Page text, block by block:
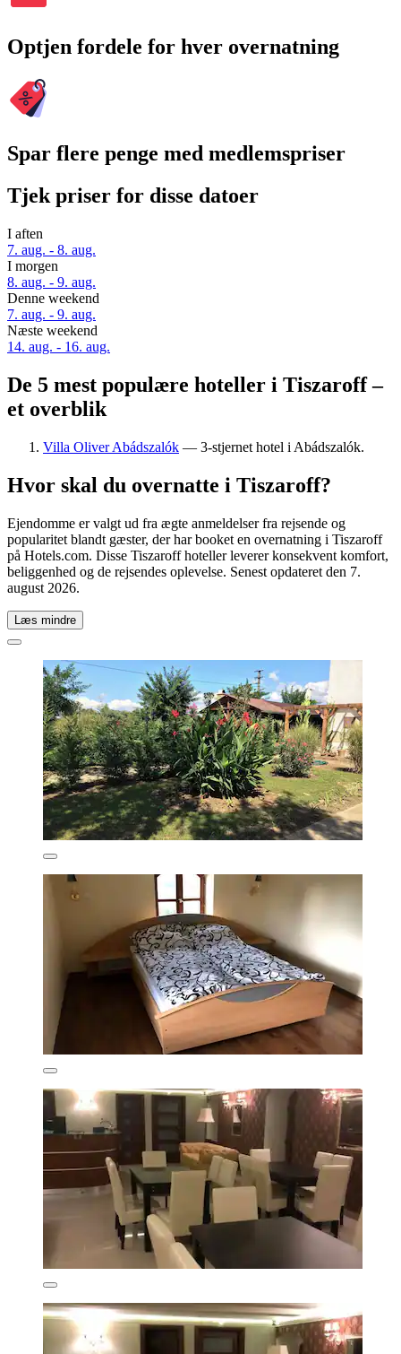
Optjen fordele for hver overnatning
Spar flere penge med medlemspriser
Tjek priser for disse datoer
I aften
7. aug. - 8. aug.
I morgen
8. aug. - 9. aug.
Denne weekend
7. aug. - 9. aug.
Næste weekend
14. aug. - 16. aug.
De 5 mest populære hoteller i Tiszaroff –
et overblik
Villa Oliver Abádszalók — 3-stjernet hotel i Abádszalók.
Hvor skal du overnatte i Tiszaroff?
Ejendomme er valgt ud fra ægte anmeldelser fra rejsende og
popularitet blandt gæster, der har booket en overnatning i Tiszaroff
på Hotels.com. Disse Tiszaroff hoteller leverer konsekvent komfort,
beliggenhed og de rejsendes oplevelse. Senest opdateret den 7.
august 2026.
Læs mindre